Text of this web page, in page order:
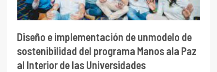
Diseño e implementación de unmodelo de
sostenibilidad del programa Manos ala Paz
al Interior de las Universidades